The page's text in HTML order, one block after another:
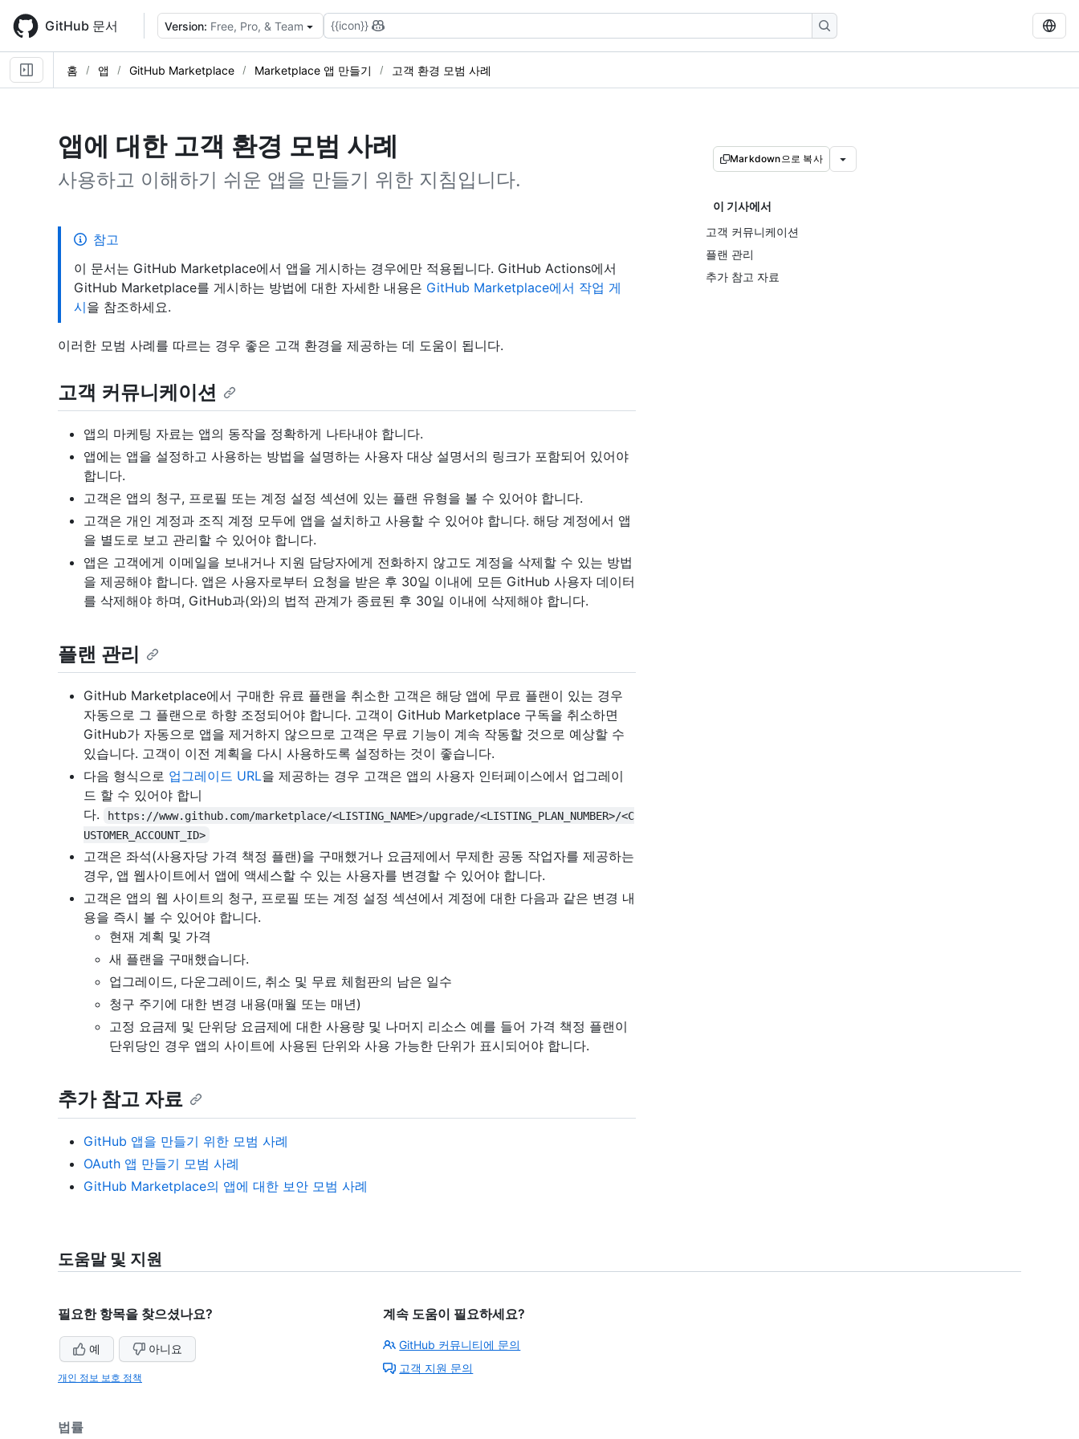
main
content
GitHub 문서 Version: Free, Pro, & Team {{icon}}
홈 앱 GitHub Marketplace Marketplace 앱 만들기 고객 환경 모범 사례
앱에 대한 고객 환경 모범 사례
사용하고 이해하기 쉬운 앱을 만들기 위한 지침입니다.
Markdown으로 복사
이 기사에서
고객 커뮤니케이션
플랜 관리
추가 참고 자료
참고
이 문서는 GitHub Marketplace에서 앱을 게시하는 경우에만 적용됩니다. GitHub Actions에서
GitHub Marketplace를 게시하는 방법에 대한 자세한 내용은 GitHub Marketplace에서 작업 게
시을 참조하세요.
이러한 모범 사례를 따르는 경우 좋은 고객 환경을 제공하는 데 도움이 됩니다.
고객 커뮤니케이션
앱의 마케팅 자료는 앱의 동작을 정확하게 나타내야 합니다.
앱에는 앱을 설정하고 사용하는 방법을 설명하는 사용자 대상 설명서의 링크가 포함되어 있어야
합니다.
고객은 앱의 청구, 프로필 또는 계정 설정 섹션에 있는 플랜 유형을 볼 수 있어야 합니다.
고객은 개인 계정과 조직 계정 모두에 앱을 설치하고 사용할 수 있어야 합니다. 해당 계정에서 앱
을 별도로 보고 관리할 수 있어야 합니다.
앱은 고객에게 이메일을 보내거나 지원 담당자에게 전화하지 않고도 계정을 삭제할 수 있는 방법
을 제공해야 합니다. 앱은 사용자로부터 요청을 받은 후 30일 이내에 모든 GitHub 사용자 데이터
를 삭제해야 하며, GitHub과(와)의 법적 관계가 종료된 후 30일 이내에 삭제해야 합니다.
플랜 관리
GitHub Marketplace에서 구매한 유료 플랜을 취소한 고객은 해당 앱에 무료 플랜이 있는 경우
자동으로 그 플랜으로 하향 조정되어야 합니다. 고객이 GitHub Marketplace 구독을 취소하면
GitHub가 자동으로 앱을 제거하지 않으므로 고객은 무료 기능이 계속 작동할 것으로 예상할 수
있습니다. 고객이 이전 계획을 다시 사용하도록 설정하는 것이 좋습니다.
다음 형식으로 업그레이드 URL을 제공하는 경우 고객은 앱의 사용자 인터페이스에서 업그레이
드 할 수 있어야 합니
다.
https://www.github.com/marketplace/<LISTING_NAME>/upgrade/<LISTING_PLAN_NUMBER>/<C
USTOMER_ACCOUNT_ID>
고객은 좌석(사용자당 가격 책정 플랜)을 구매했거나 요금제에서 무제한 공동 작업자를 제공하는
경우, 앱 웹사이트에서 앱에 액세스할 수 있는 사용자를 변경할 수 있어야 합니다.
고객은 앱의 웹 사이트의 청구, 프로필 또는 계정 설정 섹션에서 계정에 대한 다음과 같은 변경 내
용을 즉시 볼 수 있어야 합니다.
현재 계획 및 가격
새 플랜을 구매했습니다.
업그레이드, 다운그레이드, 취소 및 무료 체험판의 남은 일수
청구 주기에 대한 변경 내용(매월 또는 매년)
고정 요금제 및 단위당 요금제에 대한 사용량 및 나머지 리소스 예를 들어 가격 책정 플랜이
단위당인 경우 앱의 사이트에 사용된 단위와 사용 가능한 단위가 표시되어야 합니다.
추가 참고 자료
GitHub 앱을 만들기 위한 모범 사례
OAuth 앱 만들기 모범 사례
GitHub Marketplace의 앱에 대한 보안 모범 사례
도움말 및 지원
필요한 항목을 찾으셨나요?
예 아니요
개인 정보 보호 정책
계속 도움이 필요하세요?
GitHub 커뮤니티에 문의
고객 지원 문의
법률